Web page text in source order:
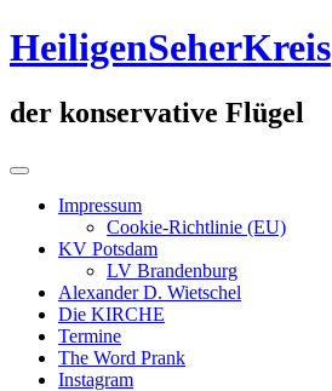
Zum
Inhalt
HeiligenSeherKreis
der konservative Flügel
Primäres
Impressum
Cookie-Richtlinie (EU)
KV Potsdam
LV Brandenburg
Alexander D. Wietschel
Die KIRCHE
Termine
The Word Prank
Instagram